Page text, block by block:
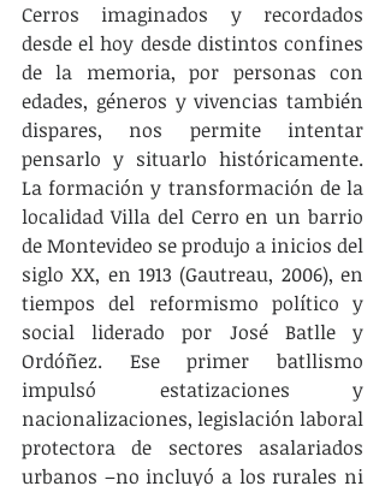
Cerros imaginados y recordados
desde el hoy desde distintos confines
de la memoria, por personas con
edades, géneros y vivencias también
dispares, nos permite intentar
pensarlo y situarlo históricamente.
La formación y transformación de la
localidad Villa del Cerro en un barrio
de Montevideo se produjo a inicios del
siglo XX, en 1913 (Gautreau, 2006), en
tiempos del reformismo político y
social liderado por José Batlle y
Ordóñez. Ese primer batllismo
impulsó estatizaciones y
nacionalizaciones, legislación laboral
protectora de sectores asalariados
urbanos –no incluyó a los rurales ni